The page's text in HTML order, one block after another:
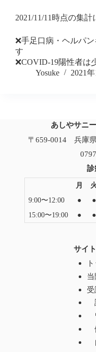
2021/11/11時点の集
❌手足口病・ヘルパ
す
❌COVID-19陽性者は
Yosuke
2021
あしやサニ
〒659-0014 兵庫
診
月
9:00〜12:00
● ●
15:00〜19:00
● ●
サイ